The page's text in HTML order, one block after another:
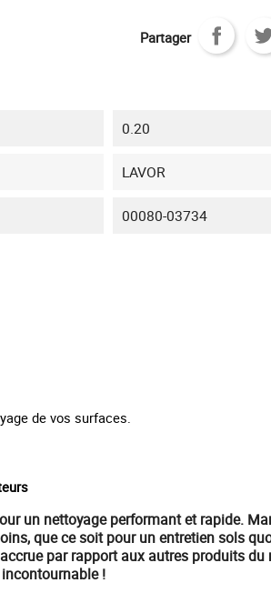
Partager
0.20
LAVOR
00080-03734
de vos surfaces.
un nettoyage performant et rapide.
que ce soit pour unentretien sols
par rapport aux autres produits
!